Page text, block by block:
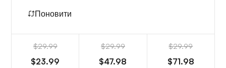
Поновити
$29.99
$23.99
$29.99
$47.98
$29.99
$71.98